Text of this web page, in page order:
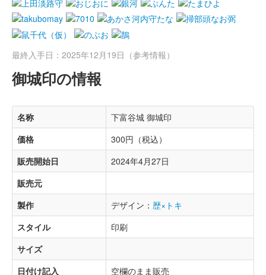
最終入手日：2025年12月19日（参考情報）
御城印の情報
名称
下富谷城 御城印
価格
300円（税込）
販売開始日
2024年4月27日
販売元
製作
デザイン： 歴×トキ
スタイル
印刷
サイズ
日付け記入
空欄のまま販売